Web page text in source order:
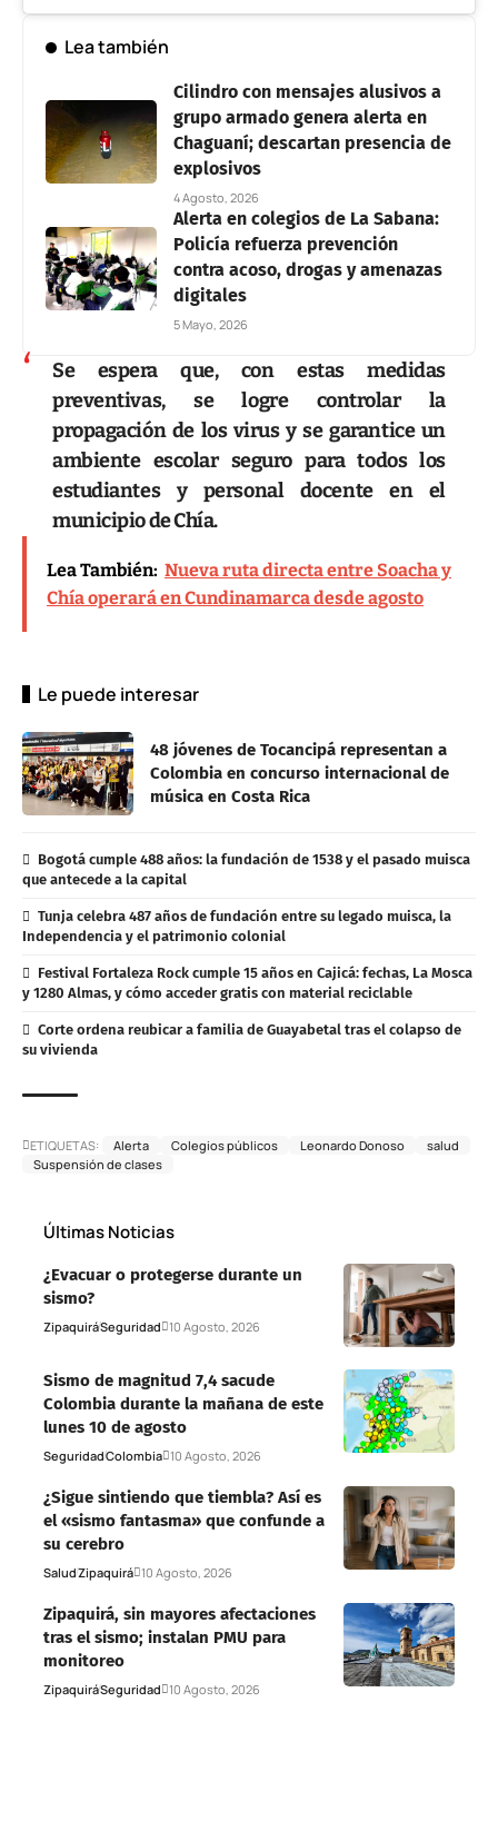
Lea también
Cilindro con mensajes alusivos a
grupo armado genera alerta en
Chaguaní; descartan presencia de
explosivos
4 Agosto, 2026
Alerta en colegios de La Sabana:
Policía refuerza prevención
contra acoso, drogas y amenazas
digitales
5 Mayo, 2026
Se espera que, con estas medidas
preventivas, se logre controlar la
propagación de los virus y se garantice un
ambiente escolar seguro para todos los
estudiantes y personal docente en el
municipio de Chía.
Lea También: Nueva ruta directa entre Soacha y
Chía operará en Cundinamarca desde agosto
Le puede interesar
48 jóvenes de Tocancipá representan a
Colombia en concurso internacional de
música en Costa Rica
Bogotá cumple 488 años: la fundación de 1538 y el pasado muisca
que antecede a la capital
Tunja celebra 487 años de fundación entre su legado muisca, la
Independencia y el patrimonio colonial
Festival Fortaleza Rock cumple 15 años en Cajicá: fechas, La Mosca
y 1280 Almas, y cómo acceder gratis con material reciclable
Corte ordena reubicar a familia de Guayabetal tras el colapso de
su vivienda
ETIQUETAS: Alerta Colegios públicos Leonardo Donoso
salud
Suspensión de clases
Últimas Noticias
¿Evacuar o protegerse durante un
sismo?
ZipaquiráSeguridad 10 Agosto, 2026
Sismo de magnitud 7,4 sacude
Colombia durante la mañana de este
lunes 10 de agosto
SeguridadColombia 10 Agosto, 2026
¿Sigue sintiendo que tiembla? Así es
el «sismo fantasma» que confunde a
su cerebro
SaludZipaquirá 10 Agosto, 2026
Zipaquirá, sin mayores afectaciones
tras el sismo; instalan PMU para
monitoreo
ZipaquiráSeguridad 10 Agosto, 2026